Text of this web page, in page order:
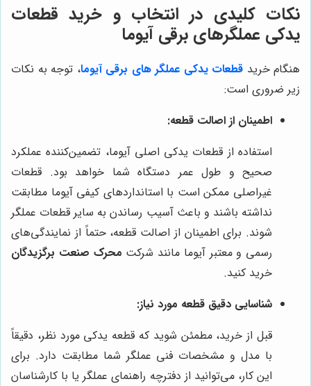
نکات کلیدی در انتخاب و خرید قطعات
یدکی عملگرهای برقی آیوما
هنگام خرید قطعات یدکی عملگر های برقی آیوما، توجه به نکات
زیر ضروری است:
اطمینان از اصالت قطعه:
استفاده از قطعات یدکی اصلی آیوما، تضمین‌کننده عملکرد
صحیح و طول عمر دستگاه شما خواهد بود. قطعات
غیراصلی ممکن است با استانداردهای کیفی آیوما مطابقت
نداشته باشند و باعث آسیب رساندن به سایر قطعات عملگر
شوند. برای اطمینان از اصالت قطعه، حتماً از نمایندگی‌های
رسمی و معتبر آیوما مانند شرکت محرک صنعت برگزیدگان
خرید کنید.
شناسایی دقیق قطعه مورد نیاز:
قبل از خرید، مطمئن شوید که قطعه یدکی مورد نظر، دقیقاً
با مدل و مشخصات فنی عملگر شما مطابقت دارد. برای
این کار، می‌توانید از دفترچه راهنمای عملگر یا با کارشناسان